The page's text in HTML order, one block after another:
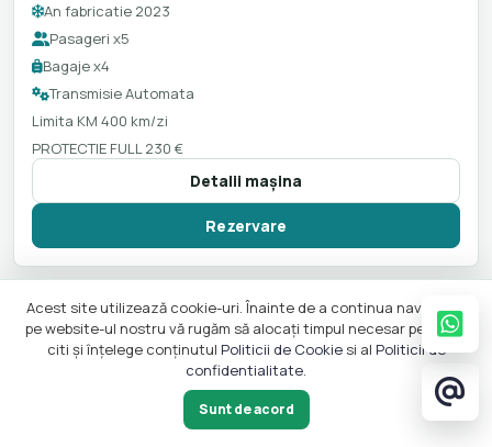
An fabricatie 2023
Pasageri x5
Bagaje x4
Transmisie Automata
Limita KM 400 km/zi
PROTECTIE FULL 230 €
Detalii maşina
Rezervare
Acest site utilizează cookie-uri. Înainte de a continua navigarea
pe website-ul nostru vă rugăm să alocați timpul necesar pentru a
citi și înțelege conținutul Politicii de Cookiesi al Politicii de
confidentialitate.
Sunt de acord